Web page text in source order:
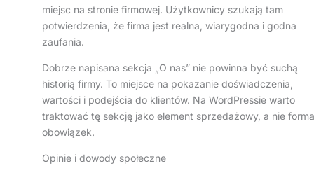
miejsc na stronie firmowej. Użytkownicy szukają tam
potwierdzenia, że firma jest realna, wiarygodna i godna
zaufania.
Dobrze napisana sekcja „O nas” nie powinna być suchą
historią firmy. To miejsce na pokazanie doświadczenia,
wartości i podejścia do klientów. Na WordPressie warto
traktować tę sekcję jako element sprzedażowy, a nie
obowiązek.
Opinie i dowody społeczne